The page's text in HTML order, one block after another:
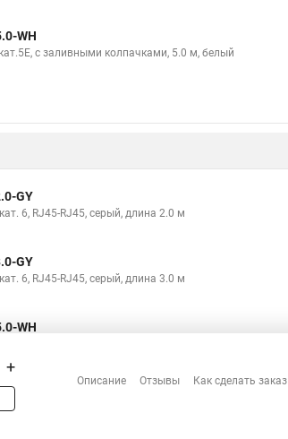
WH
с заливными колпачками, 5.0 м, белый
GY
6, RJ45-RJ45, серый, длина 2.0 м
GY
6, RJ45-RJ45, серый, длина 3.0 м
WH
+
Описание Отзывы Как сделать заказ